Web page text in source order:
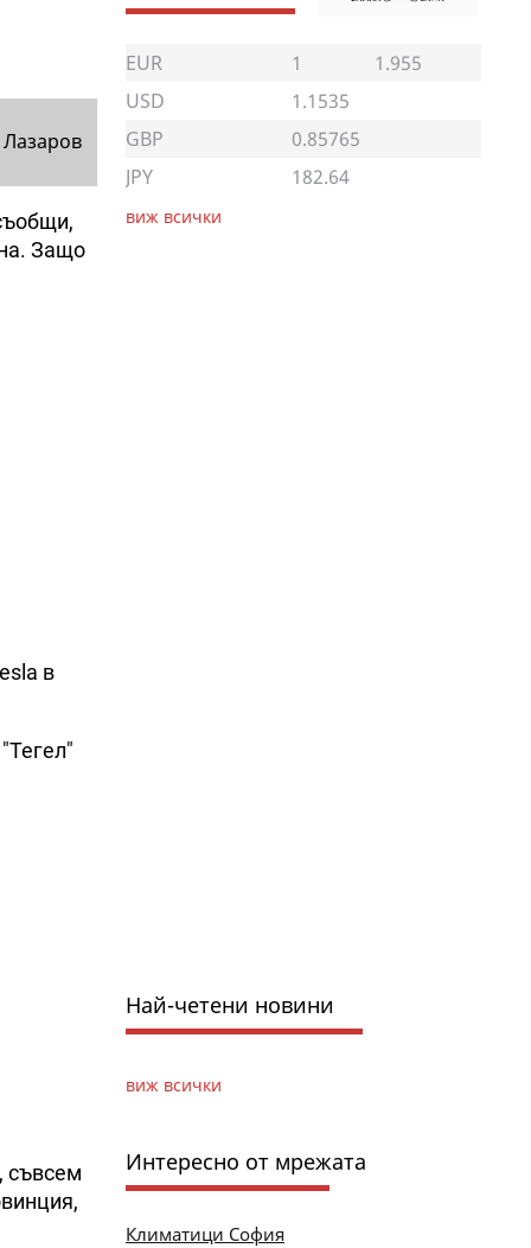
Защо
в
съвсем
EUR 1
1.955
USD
1.1535
GBP
0.85765
JPY
182.64
виж всички
Най-четени новини
виж всички
Интересно от мрежата
Климатици София